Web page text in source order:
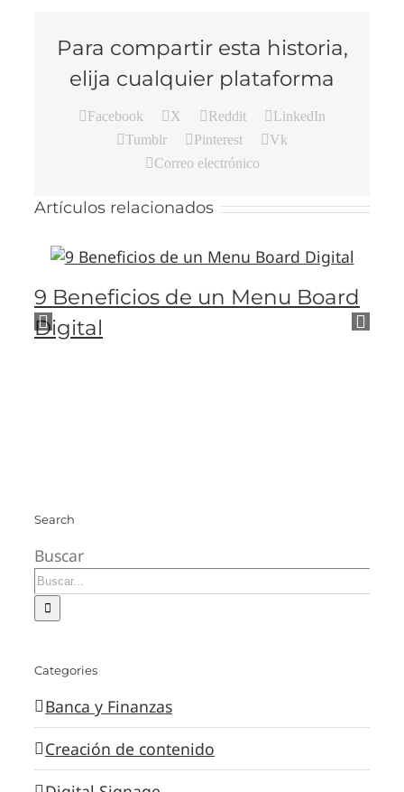
Para compartir esta historia,
elija cualquier plataforma
Facebook X Reddit
LinkedIn
Tumblr
Pinterest
Vk
Correo electrónico
Artículos relacionados
9 Beneficios de un Menu Board
Digital
Search
Buscar
Categories
Banca y Finanzas
Creación de contenido